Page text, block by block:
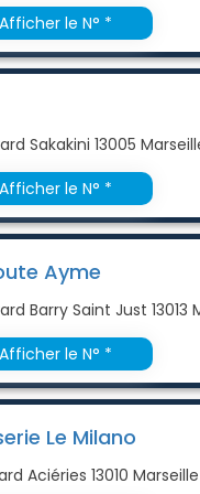
le N° *
Sakakini 13005
le N° *
Ayme
Barry Saint Just 13013
le N° *
Le Milano
Aciéries 13010 Marseille